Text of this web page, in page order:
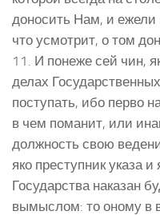
доносить Нам, и ежели
что усмотрит, о том
11. И понеже сей чин,
делах
поступать, ибо перво
в чем поманит, или
должность свою
яко преступник указа
Государства наказан
вымыслом: то оному в